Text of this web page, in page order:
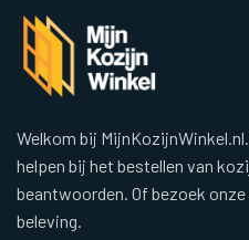
Welkom bij
helpen bij het bestellen van
beantwoorden. Of bezoek
beleving.